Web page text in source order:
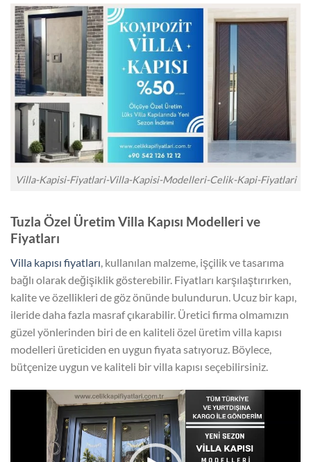
Villa-Kapisi-Fiyatlari-Villa-Kapisi-Modelleri-Celik-Kapi-Fiyatlari
Tuzla Özel Üretim Villa Kapısı Modelleri ve
Fiyatları
Villa kapısı fiyatları, kullanılan malzeme, işçilik ve tasarıma
bağlı olarak değişiklik gösterebilir. Fiyatları karşılaştırırken,
kalite ve özellikleri de göz önünde bulundurun. Ucuz bir kapı,
ileride daha fazla masraf çıkarabilir. Üretici firma olmamızın
güzel yönlerinden biri de en kaliteli özel üretim villa kapısı
modelleri üreticiden en uygun fiyata satıyoruz. Böylece,
bütçenize uygun ve kaliteli bir villa kapısı seçebilirsiniz.
oynatıcı